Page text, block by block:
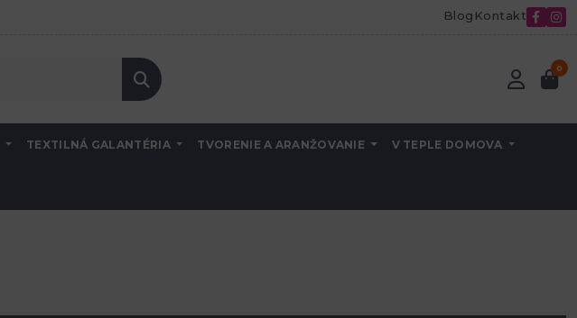
Blog Kontakt
0
TEXTILNÁ GALANTÉRIA TVORENIE A ARANŽOVANIE V TEPLE DOMOVA